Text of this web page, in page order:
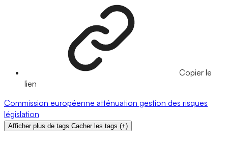
Copier le
lien
Commission européenne atténuation gestion des risques
législation
Afficher plus de tags Cacher les tags (+)